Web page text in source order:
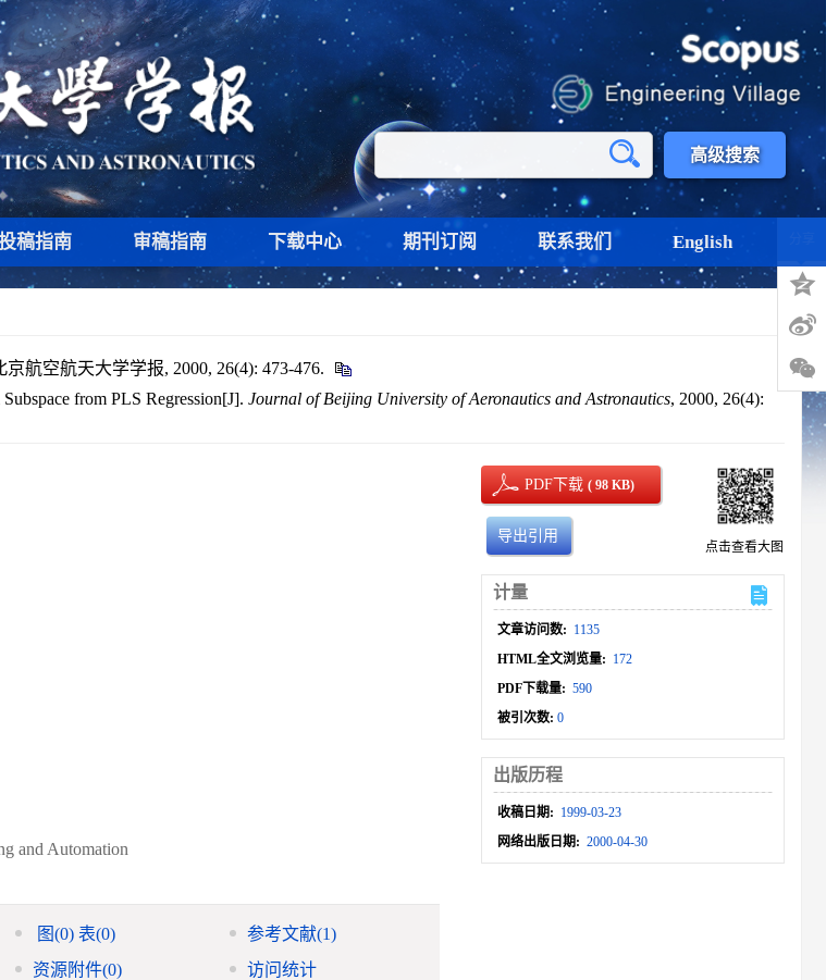
高级搜索
稿指南 审稿指南 下载中心 期刊订阅 联系我们 English
航空航天大学学报, 2000, 26(4): 473-476.
from PLS Regression[J]. Journal of Beijing University of Aeronautics and Astronautics, 2000, 26(4):
and Automation
图(0)表(0) 参考文献(1)
资源附件(0) 访问统计
PDF下载( 98 KB)
导出引用
点击查看大图
计量
文章访问数: 1135
HTML全文浏览量: 172
PDF下载量: 590
被引次数:0
出版历程
收稿日期: 1999-03-23
网络出版日期: 2000-04-30